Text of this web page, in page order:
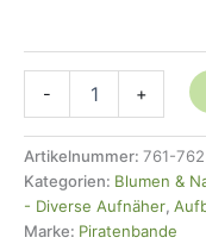
-
Punkte,
2
Farben,
8
+
Artikelnummer: 761-762
Kategorien: Blumen &
- Diverse Aufnäher,
Marke: Piratenbande